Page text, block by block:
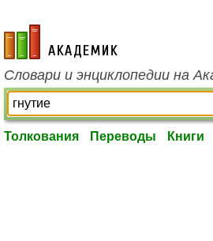
academic.ru
Словари и энциклопедии на
Толкования Переводы Книги